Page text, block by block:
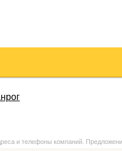
и телефоны компаний.